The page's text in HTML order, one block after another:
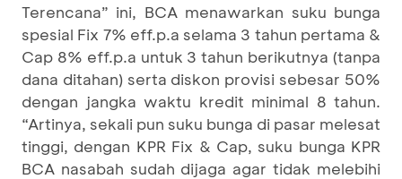
Terencana” ini, BCA menawarkan suku bunga
spesial Fix 7% eff.p.a selama 3 tahun pertama &
Cap 8% eff.p.a untuk 3 tahun berikutnya (tanpa
dana ditahan) serta diskon provisi sebesar 50%
dengan jangka waktu kredit minimal 8 tahun.
“Artinya, sekali pun suku bunga di pasar melesat
tinggi, dengan KPR Fix & Cap, suku bunga KPR
BCA nasabah sudah dijaga agar tidak melebihi